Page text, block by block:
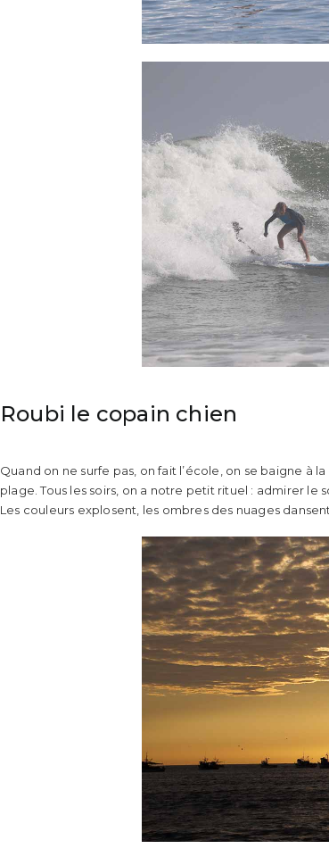
Roubi le copain chien
Quand on ne surfe pas, on fait l’école, on se baigne à
plage. Tous les soirs, on a notre petit rituel : admirer le
Les couleurs explosent, les ombres des nuages